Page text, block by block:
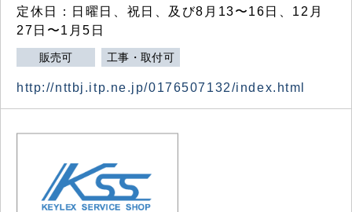
定休日：日曜日、祝日、及び8月13〜16日、12月
27日〜1月5日
販売可 工事・取付可
http://nttbj.itp.ne.jp/0176507132/index.html